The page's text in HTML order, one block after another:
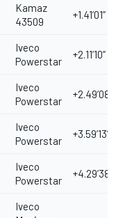
Kamaz
43509
+1.41’01”
Iveco
Powerstar
+2.11’10”
Iveco
Powerstar
+2.49’08”
Iveco
Powerstar
+3.59’13”
Iveco
Powerstar
+4.29’38”
Iveco